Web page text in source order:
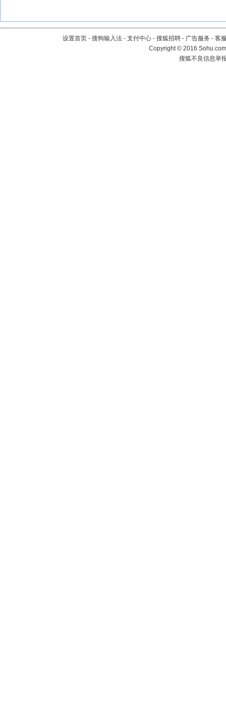
设置首页 - 搜狗输入法 - 支付中心 - 搜狐招聘 - 广告服务 - 客
Copyright©2016
搜狐不良信息举